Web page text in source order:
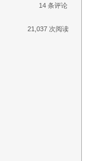
14 条评论
21,037 次阅读